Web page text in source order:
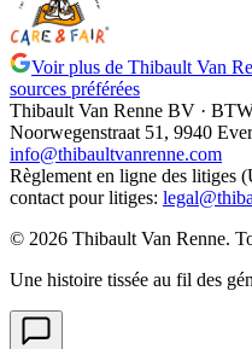
Voir plus de Thibault Van
sources préférées
Thibault Van Renne BV ·
Noorwegenstraat 51, 9940
info@thibaultvanrenne.com
Règlement en ligne des litiges
contact pour litiges:
© 2026 Thibault Van Renne.
Une histoire tissée au fil des